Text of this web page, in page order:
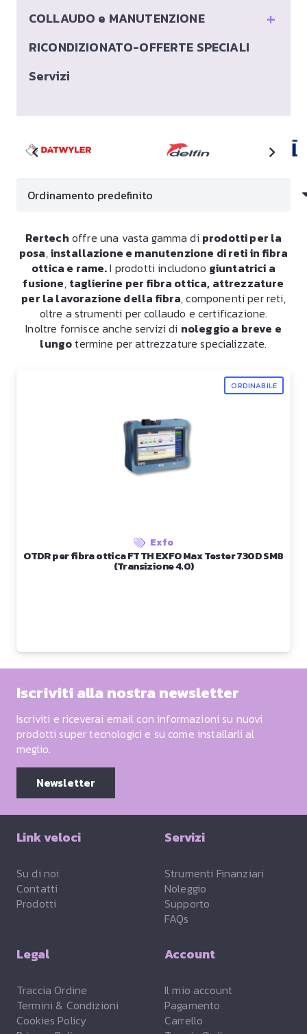
+
COLLAUDO e MANUTENZIONE
RICONDIZIONATO-OFFERTE SPECIALI
Servizi
Rertech offre una vasta gamma di prodotti per la
posa,installazione e manutenzione di reti in fibra
ottica e rame.I prodotti includono giuntatrici a
fusione, taglierine per fibra ottica, attrezzature
per la lavorazione della fibra, componenti per reti,
oltre a strumenti per collaudo e certificazione.
Inoltre fornisce anche servizi di noleggio a breve e
lungotermine per attrezzature specializzate.
ORDINABILE
Exfo
OTDR per fibra ottica FTTH EXFO Max Tester 730D SM8
(Transizione 4.0)
Iscriviti alla nostra newsletter
Iscriviti e riceverai email con informazioni su nuovi
prodotti super tecnologici e su come installarli al
meglio.
Newsletter
Link veloci
Su di noi
Contatti
Prodotti
Servizi
Strumenti Finanziari
Noleggio
Supporto
FAQs
Legal
Traccia Ordine
Termini & Condizioni
Cookies Policy
Account
Il mio account
Pagamento
Carrello